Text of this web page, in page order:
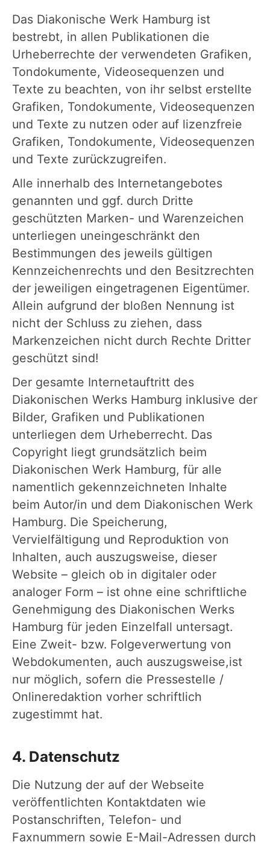
Das Diakonische Werk Hamburg ist
bestrebt, in allen Publikationen die
Urheberrechte der verwendeten Grafiken,
Tondokumente, Videosequenzen und
Texte zu beachten, von ihr selbst erstellte
Grafiken, Tondokumente, Videosequenzen
und Texte zu nutzen oder auf lizenzfreie
Grafiken, Tondokumente, Videosequenzen
und Texte zurückzugreifen.
Alle innerhalb des Internetangebotes
genannten und ggf. durch Dritte
geschützten Marken- und Warenzeichen
unterliegen uneingeschränkt den
Bestimmungen des jeweils gültigen
Kennzeichenrechts und den Besitzrechten
der jeweiligen eingetragenen Eigentümer.
Allein aufgrund der bloßen Nennung ist
nicht der Schluss zu ziehen, dass
Markenzeichen nicht durch Rechte Dritter
geschützt sind!
Der gesamte Internetauftritt des
Diakonischen Werks Hamburg inklusive der
Bilder, Grafiken und Publikationen
unterliegen dem Urheberrecht. Das
Copyright liegt grundsätzlich beim
Diakonischen Werk Hamburg, für alle
namentlich gekennzeichneten Inhalte
beim Autor/in und dem Diakonischen Werk
Hamburg. Die Speicherung,
Vervielfältigung und Reproduktion von
Inhalten, auch auszugsweise, dieser
Website – gleich ob in digitaler oder
analoger Form – ist ohne eine schriftliche
Genehmigung des Diakonischen Werks
Hamburg für jeden Einzelfall untersagt.
Eine Zweit- bzw. Folgeverwertung von
Webdokumenten, auch auszugsweise,ist
nur möglich, sofern die Pressestelle /
Onlineredaktion vorher schriftlich
zugestimmt hat.
4. Datenschutz
Die Nutzung der auf der Webseite
veröffentlichten Kontaktdaten wie
Postanschriften, Telefon- und
Faxnummern sowie E-Mail-Adressen durch